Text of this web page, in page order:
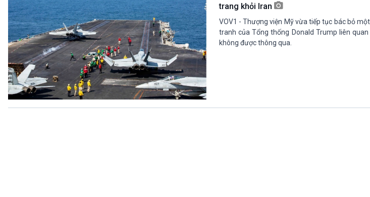
Thời sự 21h30
Bản tin
Chuyên mục
Theo dòng Thời sự
Xây dựng đảng
Đảng trong cuộc sống
Nhận diện sự thật
Pháp luật và đời sống
Biên
bền
Xã hội
Tin Đời sống & Xã hội
360 độ Sức khỏe
Khoa học & Công nghệ
Tin Khoa học & Công nghệ
Kết nối công nghệ
trang khỏi Iran
VOV1 - Thượng viện Mỹ vừa tiếp tục bác bỏ
tranh của Tổng thống Donald Trump liên
không được thông qua.